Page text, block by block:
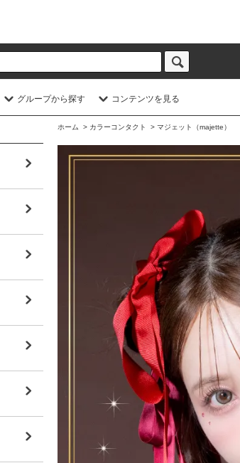
グループから探す コンテンツを見る
ホーム > カラーコンタクト > マジェット（majette）